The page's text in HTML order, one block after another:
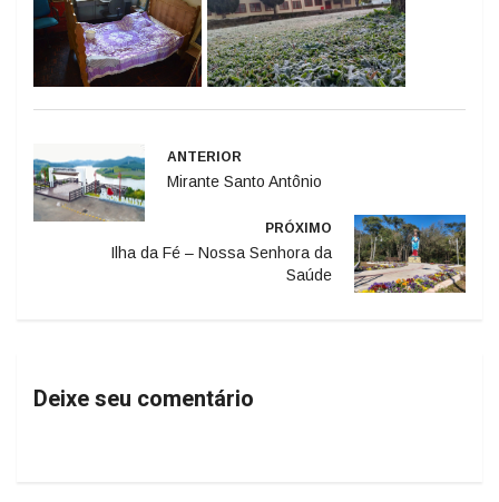
ANTERIOR
Mirante Santo Antônio
PRÓXIMO
Ilha da Fé – Nossa Senhora da
Saúde
Deixe seu comentário